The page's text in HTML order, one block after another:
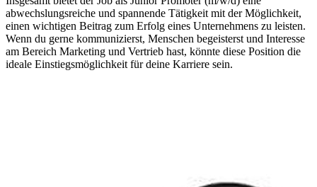
abwechslungsreiche und spannende Tätigkeit mit der Möglichkeit,
einen wichtigen Beitrag zum Erfolg eines Unternehmens zu leisten.
Wenn du gerne kommunizierst, Menschen begeisterst und Interesse
am Bereich Marketing und Vertrieb hast, könnte diese Position die
ideale Einstiegsmöglichkeit für deine Karriere sein.